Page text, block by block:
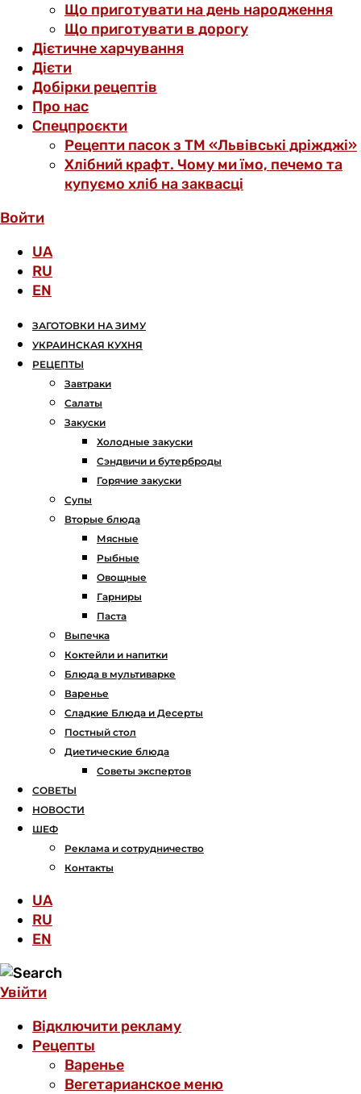
Що приготувати на день народження
Що приготувати в дорогу
Дієтичне харчування
Дієти
Добірки рецептів
Про нас
Спецпроєкти
Рецепти пасок з ТМ «Львівські дріжджі»
Хлібний крафт. Чому ми їмо, печемо та
купуємо хліб на заквасці
Войти
UA
RU
EN
ЗАГОТОВКИ НА ЗИМУ
УКРАИНСКАЯ КУХНЯ
РЕЦЕПТЫ
Завтраки
Салаты
Закуски
Холодные закуски
Сэндвичи и бутерброды
Горячие закуски
Супы
Вторые блюда
Мясные
Рыбные
Овощные
Гарниры
Паста
Выпечка
Коктейли и напитки
Блюда в мультиварке
Варенье
Сладкие Блюда и Десерты
Постный стол
Диетические блюда
Советы экспертов
СОВЕТЫ
НОВОСТИ
ШЕФ
Реклама и сотрудничество
Контакты
UA
RU
EN
Увійти
Відключити рекламу
Рецепты
Варенье
Вегетарианское меню